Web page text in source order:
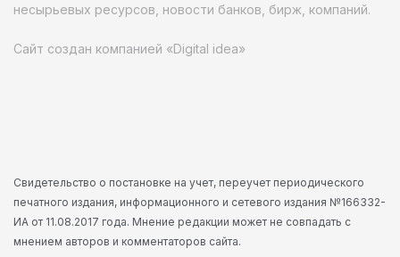
несырьевых ресурсов, новости банков, бирж, компаний.
Сайт создан компанией «Digital idea»
Свидетельство о постановке на учет, переучет периодического
печатного издания, информационного и сетевого издания №166332-
ИА от 11.08.2017 года. Мнение редакции может не совпадать с
мнением авторов и комментаторов сайта.